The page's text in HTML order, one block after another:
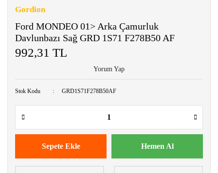
Gordion
Ford MONDEO 01> Arka Çamurluk
Davlunbazı Sağ GRD 1S71 F278B50 AF
992,31 TL
Yorum Yap
Stok Kodu GRD1S71F278B50AF
Sepete Ekle Hemen Al